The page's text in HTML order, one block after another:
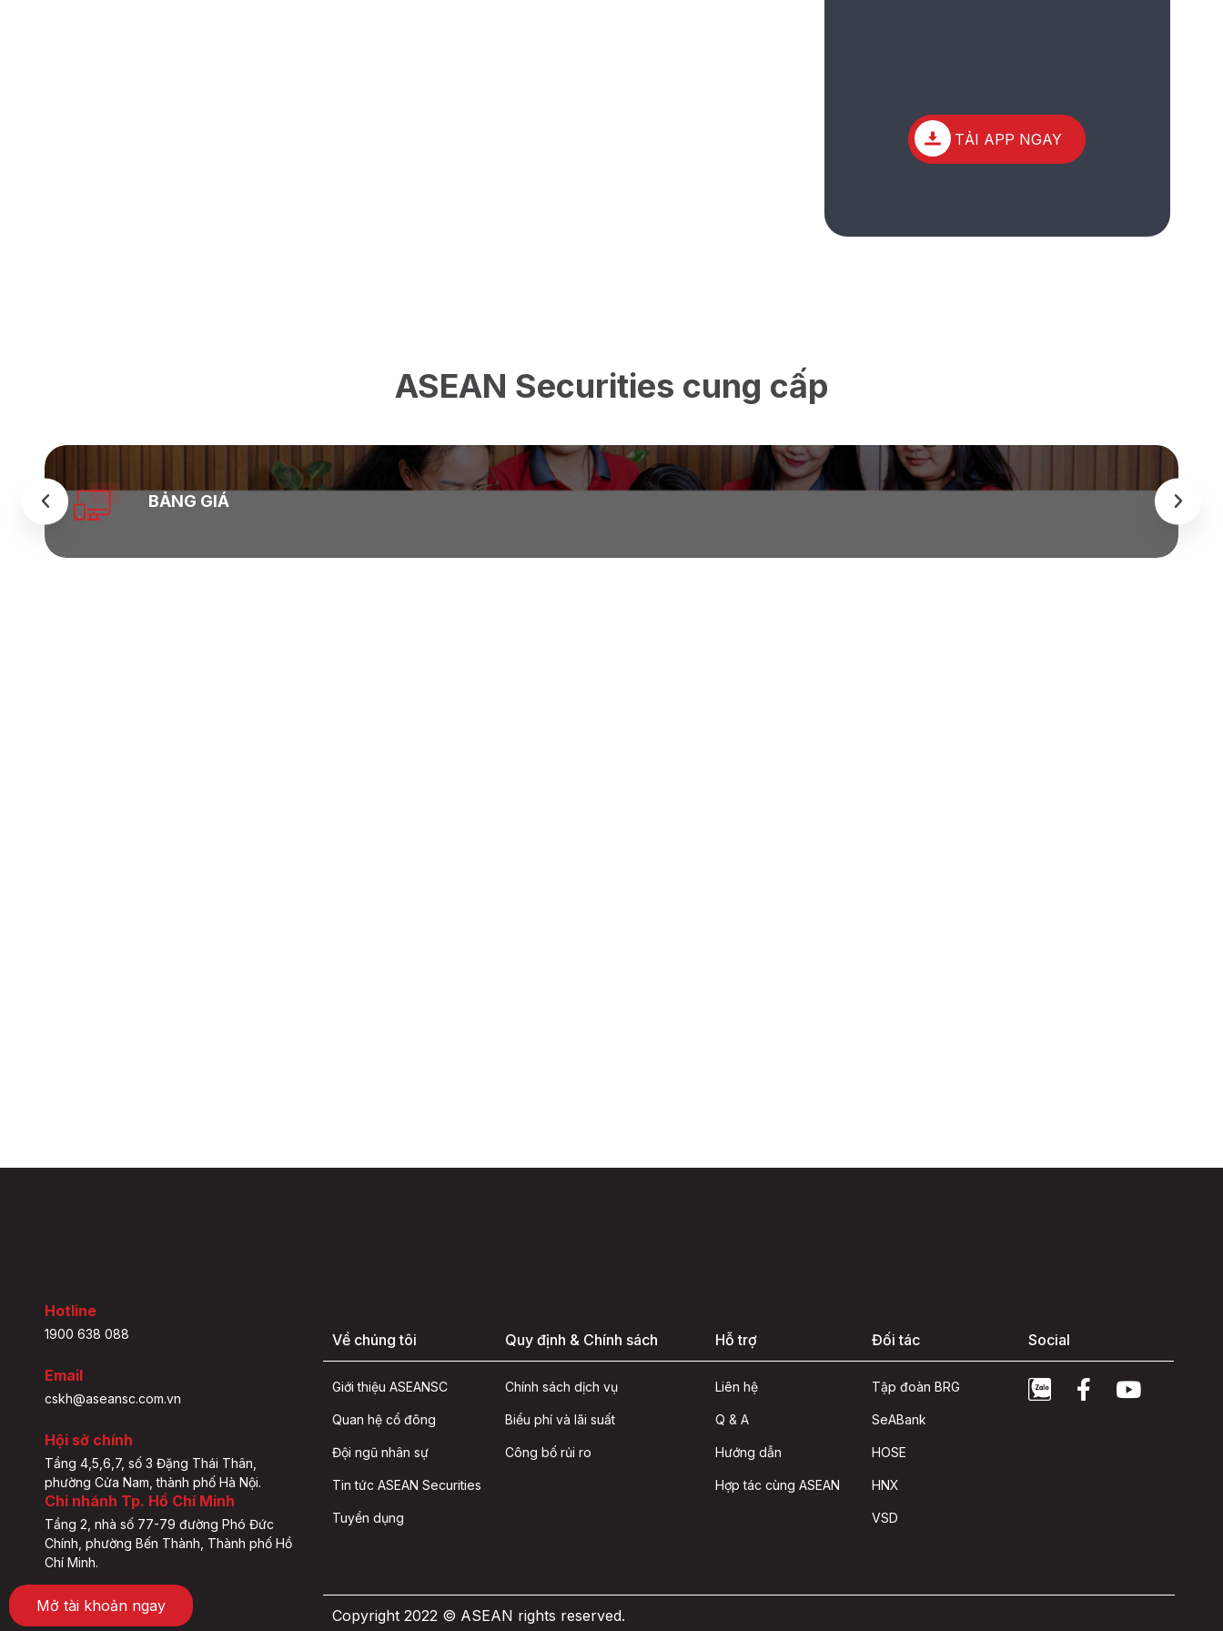
TẢI APP NGAY
ASEAN Securities cung cấp
BẢNG GIÁ
Hotline
1900 638 088
Email
cskh@aseansc.com.vn
Hội sở chính
Tầng 4,5,6,7, số 3 Đặng Thái Thân,
phường Cửa Nam, thành phố Hà Nội.
Chi nhánh Tp. Hồ Chí Minh
Tầng 2, nhà số 77-79 đường Phó Đức
Chính, phường Bến Thành, Thành phố Hồ
Chí Minh.
Về chúng tôi
Giới thiệu ASEANSC
Quan hệ cổ đông
Đội ngũ nhân sự
Tin tức ASEAN Securities
Tuyển dụng
Quy định & Chính sách
Chính sách dịch vụ
Biểu phí và lãi suất
Công bố rủi ro
Hỗ trợ
Liên hệ
Q & A
Hướng dẫn
Hợp tác cùng ASEAN
Đối tác
Tập đoàn BRG
SeABank
HOSE
HNX
VSD
Social
Copyright 2022 © ASEAN rights reserved.
Mở tài khoản ngay